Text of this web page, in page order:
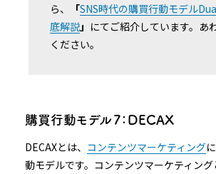
ら、
「SNS時代の購買行動モデル
底解説」 にてご紹介しています。あ
ください。
購買行動モデル７：DECAX
DECAXとは、 コンテンツマーケティング
動モデルです。コンテンツマーケティン